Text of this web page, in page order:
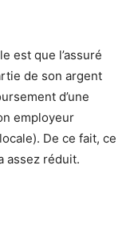
est que l’assuré
de son argent
d’une
employeur
De ce fait, ce
assez réduit.